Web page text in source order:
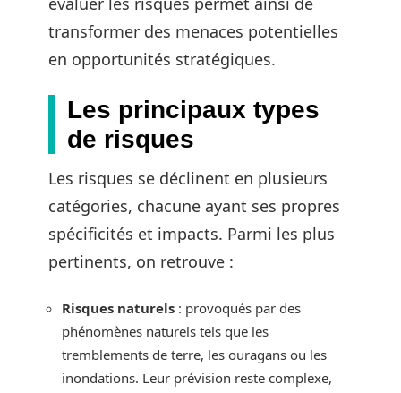
transformer des menaces potentielles
en opportunités stratégiques.
Les principaux types
de risques
Les risques se déclinent en plusieurs
catégories, chacune ayant ses propres
spécificités et impacts. Parmi les plus
pertinents, on retrouve :
Risques naturels : provoqués par des
phénomènes naturels tels que les
tremblements de terre, les ouragans ou les
inondations. Leur prévision reste complexe,